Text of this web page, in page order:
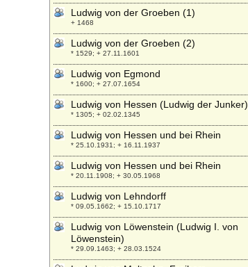
Ludwig von der Groeben (1)
+ 1468
Ludwig von der Groeben (2)
* 1529; + 27.11.1601
Ludwig von Egmond
* 1600; + 27.07.1654
Ludwig von Hessen (Ludwig der Junker)
* 1305; + 02.02.1345
Ludwig von Hessen und bei Rhein
* 25.10.1931; + 16.11.1937
Ludwig von Hessen und bei Rhein
* 20.11.1908; + 30.05.1968
Ludwig von Lehndorff
* 09.05.1662; + 15.10.1717
Ludwig von Löwenstein (Ludwig I. von
Löwenstein)
* 29.09.1463; + 28.03.1524